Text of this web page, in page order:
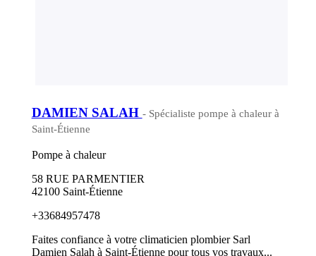
DAMIEN SALAH - Spécialiste pompe à chaleur à
Saint-Étienne
Pompe à chaleur
58 RUE PARMENTIER
42100 Saint-Étienne
+33684957478
Faites confiance à votre climaticien plombier Sarl
Damien Salah à Saint-Étienne pour tous vos travaux...